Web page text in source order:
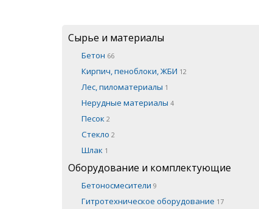
Сырье и материалы
Бетон 66
Кирпич, пеноблоки, ЖБИ 12
Лес, пиломатериалы 1
Нерудные материалы 4
Песок 2
Стекло 2
Шлак 1
Оборудование и комплектующие
Бетоносмесители 9
Гитротехническое оборудование 17